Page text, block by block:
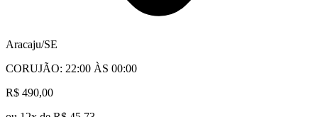
Aracaju/SE
CORUJÃO: 22:00 ÀS 00:00
R$ 490,00